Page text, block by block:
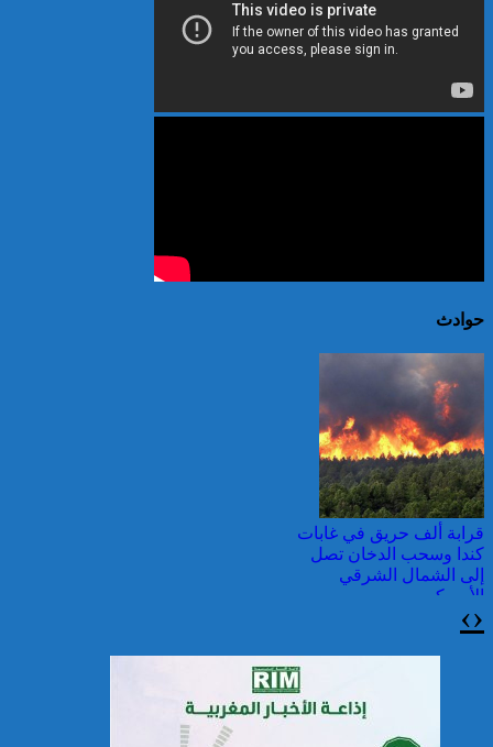
حوادث
قرابة ألف حريق في غابات
كندا وسحب الدخان تصل
إلى الشمال الشرقي
الأمريكي
‹
›